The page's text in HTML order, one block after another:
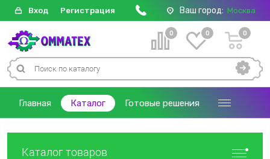
Вход Регистрация Ваш город: Москва
0 0 0
Главная Каталог Готовые решения
Каталог товаров